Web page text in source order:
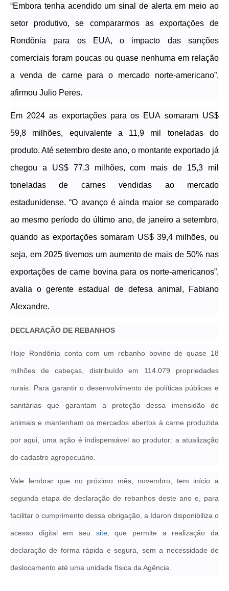
“Embora tenha acendido umsinal de alerta em meioao
setor produtivo, se compararmos as exportações de
Rondônia para os EUA, o impacto das sanções
comerciais foram poucas ou quase nenhuma em relação
a venda de carne para o mercado norte-americano”,
afirmou Julio Peres.
Em 2024 as exportações para os EUAsomaram US$
59,8 milhões, equivalente a 11,9 mil toneladas do
produto. Até setembro deste ano, o montante exportado já
chegou a US$ 77,3 milhões,com mais de 15,3 mil
toneladas de carnes vendidas ao mercado
estadunidense. “O avanço é ainda maior se comparado
ao mesmo período do último ano, de janeiro a setembro,
quando as exportaçõessomaram US$ 39,4 milhões,ou
seja, em 2025 tivemos um aumento de mais de 50% nas
exportações de carne bovina para os norte-americanos”,
avalia o gerente estadual de defesa animal, Fabiano
Alexandre.
DECLARAÇÃO DE REBANHOS
Hoje Rondônia conta com um rebanho bovino de quase 18
milhões de cabeças, distribuído em 114.079 propriedades
rurais. Para garantir o desenvolvimento de políticas públicas e
sanitárias que garantam a proteção dessa imensidão de
animais e mantenham os mercados abertos à carne produzida
por aqui, uma ação é indispensável ao produtor: a atualização
do cadastro agropecuário.
Vale lembrar que no próximo mês, novembro, tem início a
segunda etapa de declaração de rebanhos deste ano e, para
facilitar o cumprimento dessa obrigação, a Idaron disponibiliza o
acesso digital em seu site, que permite a realização da
declaração de forma rápida e segura, sem a necessidade de
deslocamento até uma unidade física da Agência.